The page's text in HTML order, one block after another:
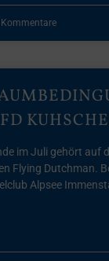
Kommentare
im Juli gehört auf
Flying Dutchman.
Alpsee